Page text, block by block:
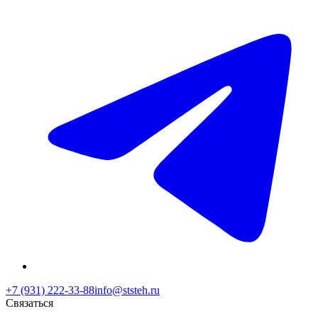
+7 (931) 222-33-88info@ststeh.ru
Связаться